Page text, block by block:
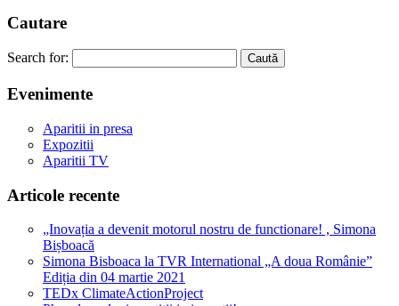
Cautare
Search for:
Evenimente
Aparitii in presa
Expozitii
Aparitii TV
Articole recente
„Inovația a devenit motorul nostru de functionare! , Simona
Bișboacă
Simona Bisboaca la TVR International „A doua Românie”
Ediția din 04 martie 2021
TEDx ClimateActionProject